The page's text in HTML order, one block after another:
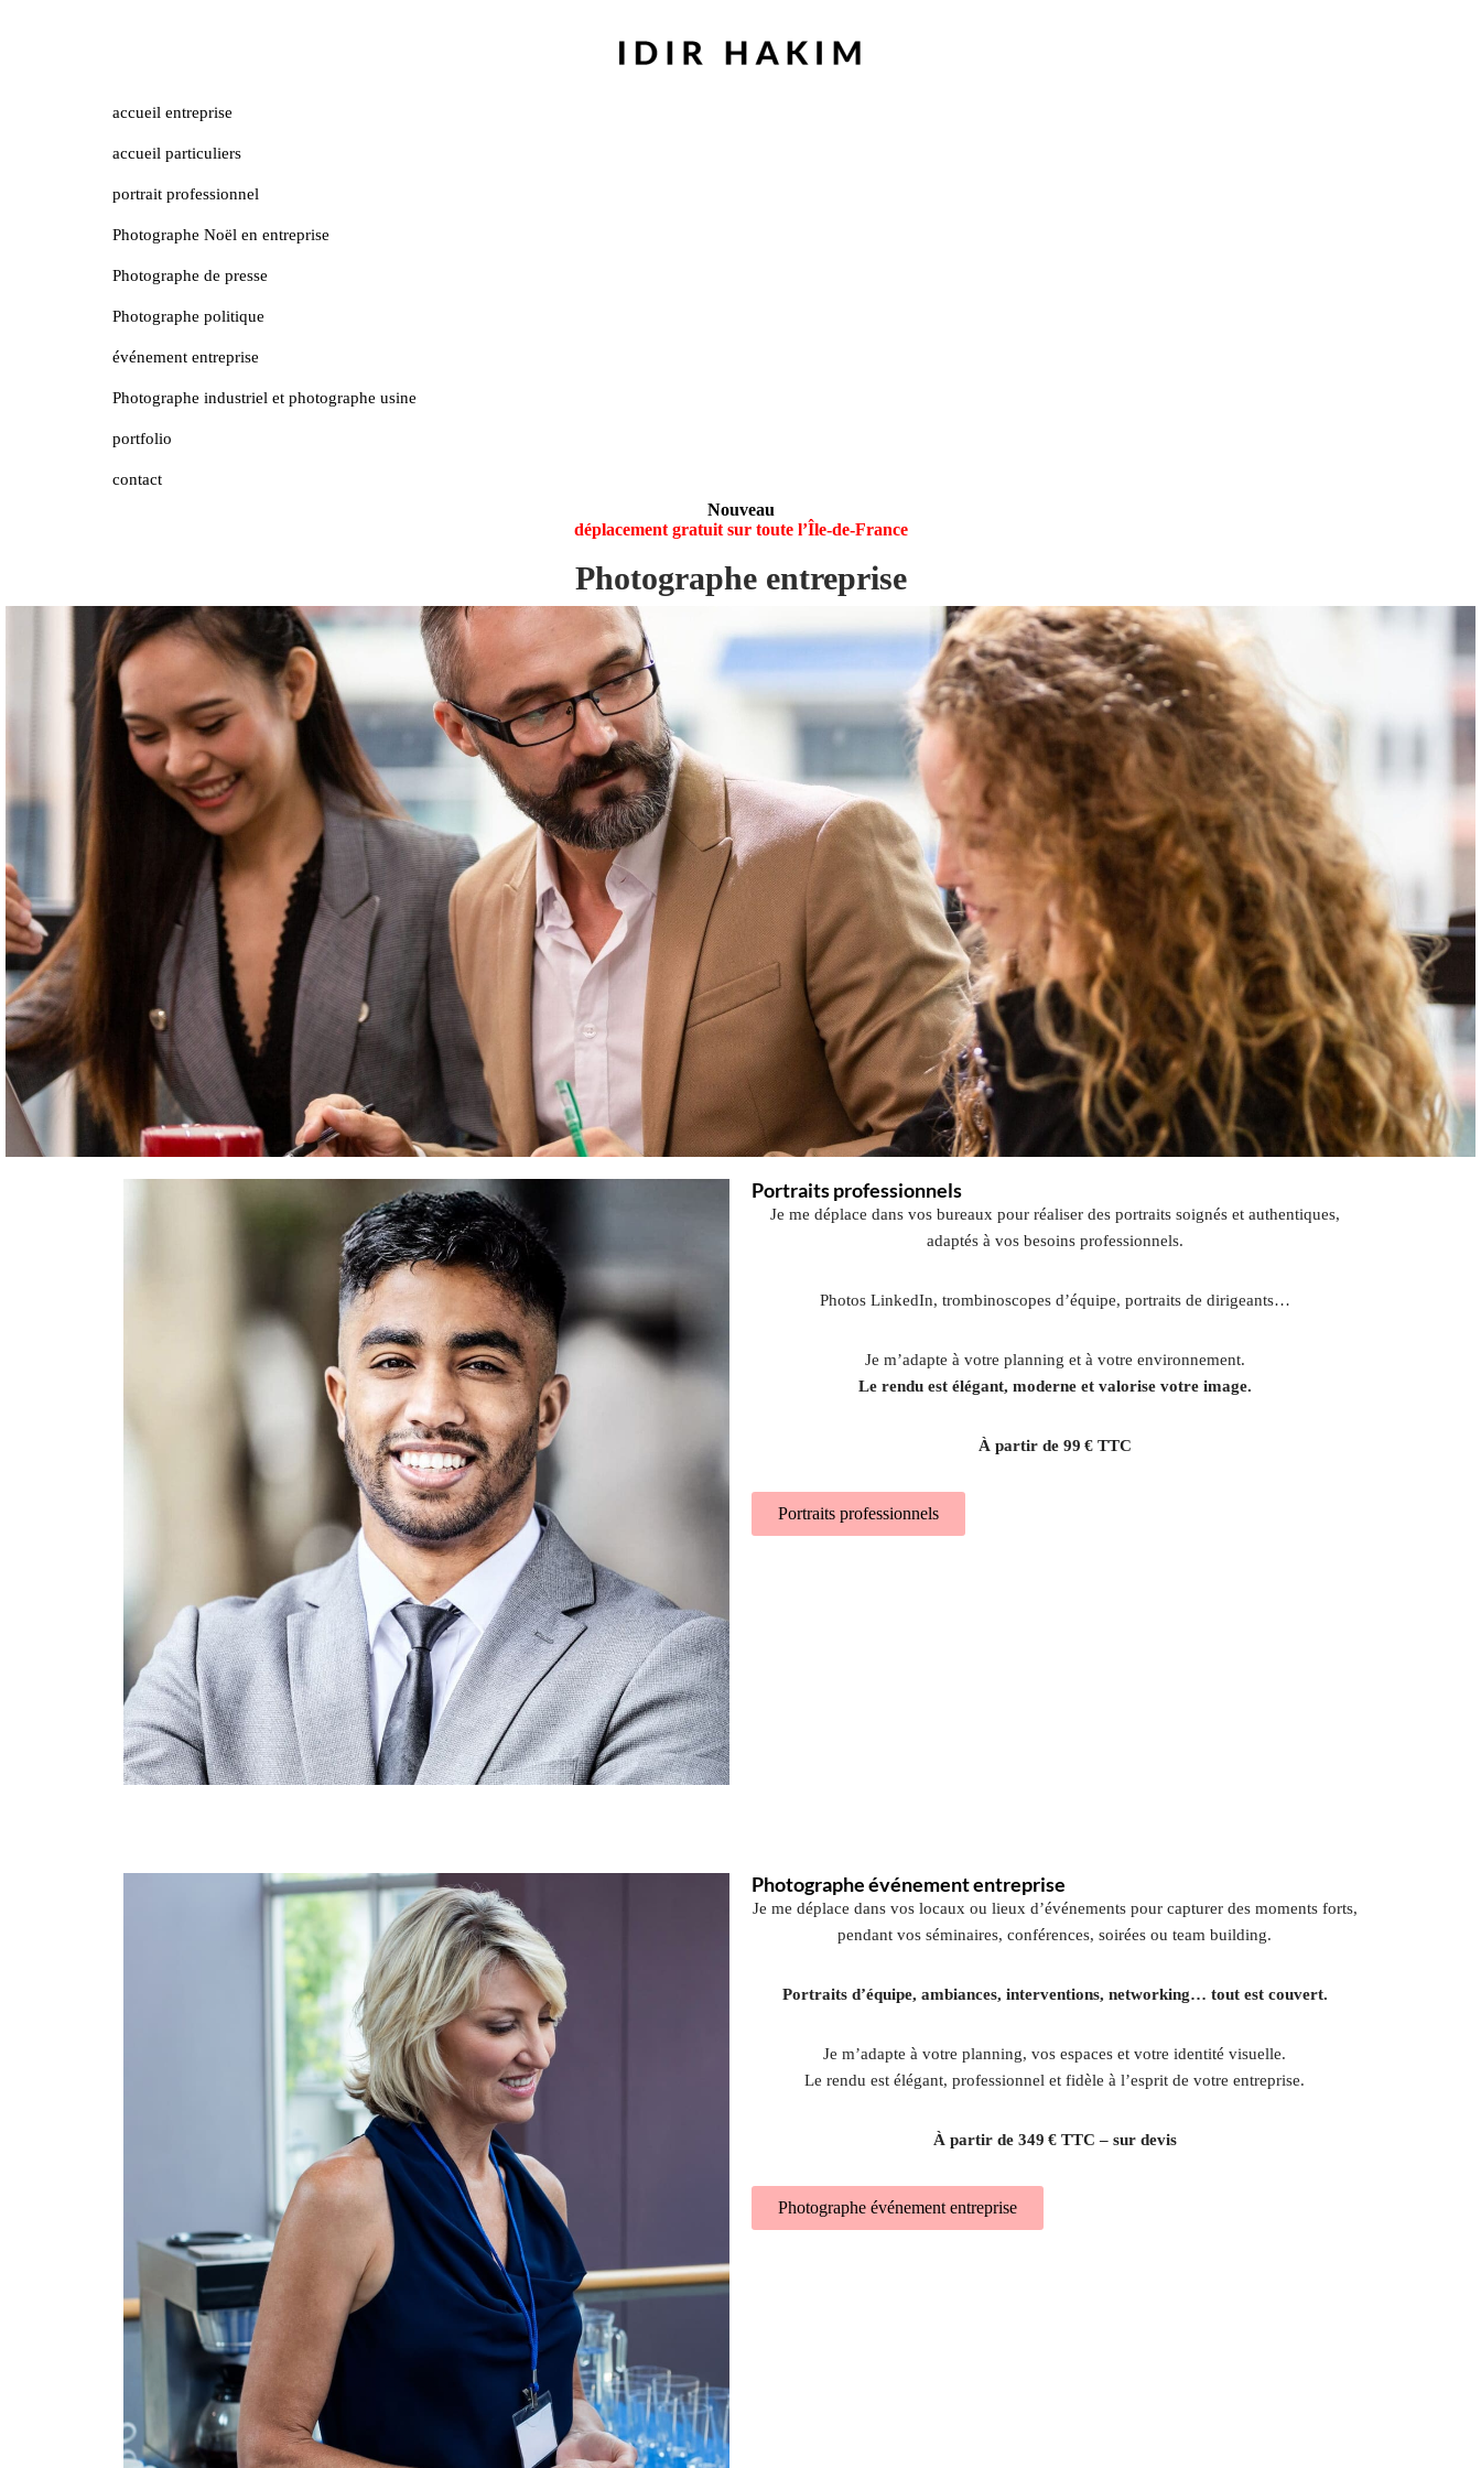
accueil entreprise
accueil particuliers
portrait professionnel
Photographe Noël en entreprise
Photographe de presse
Photographe politique
événement entreprise
Photographe industriel et photographe usine
portfolio
contact
Nouveau
déplacement gratuit sur toute l’Île-de-France
Photographe entreprise
Portraits professionnels
Je me déplace dans vos bureaux pour réaliser des portraits soignés et authentiques,
adaptés à vos besoins professionnels.
Photos LinkedIn, trombinoscopes d’équipe, portraits de dirigeants…
Je m’adapte à votre planning et à votre environnement.
Le rendu est élégant, moderne et valorise votre image.
À partir de 99 € TTC
Portraits professionnels
Photographe événement entreprise
Je me déplace dans vos locaux ou lieux d’événements pour capturer des moments forts,
pendant vos séminaires, conférences, soirées ou team building.
Portraits d’équipe, ambiances, interventions, networking… tout est couvert.
Je m’adapte à votre planning, vos espaces et votre identité visuelle.
Le rendu est élégant, professionnel et fidèle à l’esprit de votre entreprise.
À partir de 349 € TTC – sur devis
Photographe événement entreprise